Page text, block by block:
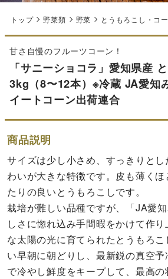
トップ 野菜類 野菜 とうもろこし・コ
甘さ自慢のフルーツコーン！
「サニーショコラ」愛知県産
3kg（8〜12本）※冷蔵 JA愛知
イートコーン出荷連合
商品説明
サイズは少し小さめ、すっきりと
わいが大きな特徴です。皮も薄く
たりの良いとうもろこしです。
栽培が難しい品種ですが、「JA愛
しさに惚れ込み手間暇をかけて作
な太陽の光に育てられたとうもろ
い早朝に朝どりし、最新鋭の真空予
で冷やし鮮度をキープして、最高